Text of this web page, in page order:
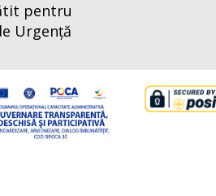
pentru
Urgență